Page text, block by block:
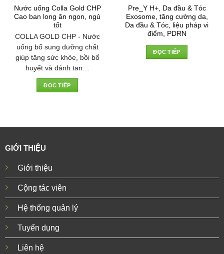
Nước uống Colla Gold CHP
Cao ban long ăn ngon, ngủ
tốt
COLLA GOLD CHP - Nước
uống bổ sung dưỡng chất
giúp tăng sức khỏe, bồi bổ
huyết và đánh tan…
ĐỌC TIẾP
Pre_Y H+, Da đầu & Tóc
Exosome, tăng cường da,
Da đầu & Tóc, liệu pháp vi
điểm, PDRN
ĐỌC TIẾP
GIỚI THIỆU
Giới thiệu
Cộng tác viên
Hệ thống quản lý
Tuyển dụng
Liên hệ